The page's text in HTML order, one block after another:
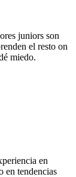
juniors son
el resto on
miedo.
en
en tendencias